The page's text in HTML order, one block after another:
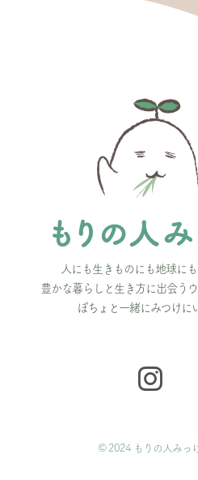
人にも生きものにも地球に
豊かな暮らしと生き方に出会う
ぽちょと一緒にみつけに
© 2024 もりの人みっ